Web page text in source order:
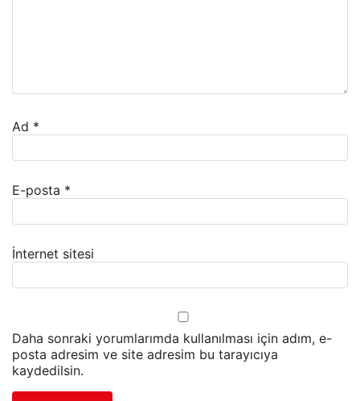
Ad *
E-posta *
İnternet sitesi
Daha sonraki yorumlarımda kullanılması için adım, e-
posta adresim ve site adresim bu tarayıcıya
kaydedilsin.